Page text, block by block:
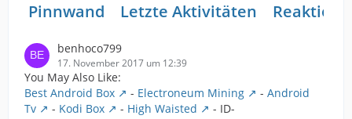
Pinnwand Letzte Aktivitäten
benhoco799
17. November 2017 um 12:39
You May Also Like:
Best Android Box
- Electroneum Mining - Android
Tv
- Kodi Box - High Waisted - ID-